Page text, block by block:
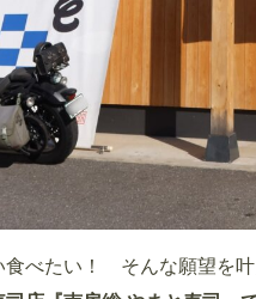
食べたい！ そんな願望を叶